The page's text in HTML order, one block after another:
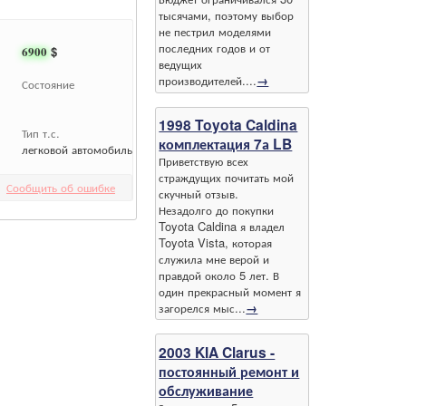
6900 $
Состояние
Тип т.с.
легковой автомобиль
Сообщить об ошибке
тысячами, поэтому выбор
не пестрил моделями
последних годов и от
ведущих
производителей....→
1998 Toyota Caldina
комплектация 7а LB
Приветствую всех
страждущих почитать мой
скучный отзыв.
Незадолго до покупки
Toyota Caldina я владел
Toyota Vista, которая
служила мне верой и
правдой около 5 лет. В
один прекрасный момент я
загорелся мыс...→
2003 KIA Clarus -
постоянный ремонт и
обслуживание